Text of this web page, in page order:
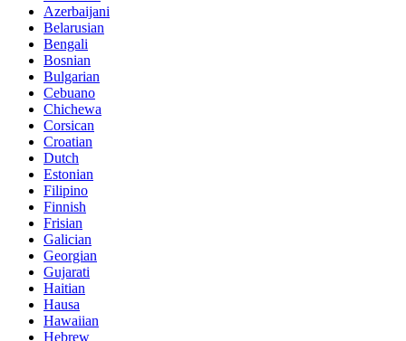
Azerbaijani
Belarusian
Bengali
Bosnian
Bulgarian
Cebuano
Chichewa
Corsican
Croatian
Dutch
Estonian
Filipino
Finnish
Frisian
Galician
Georgian
Gujarati
Haitian
Hausa
Hawaiian
Hebrew